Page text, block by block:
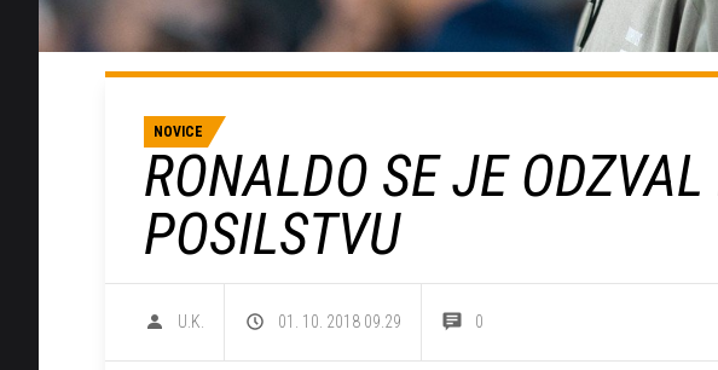
NOVICE
RONALDO SE JE
POSILSTVU
U.K. 01. 10. 2018 09.29 0